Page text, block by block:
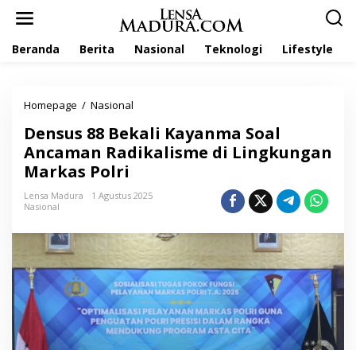
Beranda Berita Nasional Teknologi Lifestyle
Homepage / Nasional
n
s
u
8
e
k
l
i
K
a
y
Densus 88 Bekali Kayanma Soal
Ancaman Radikalisme di Lingkungan
Markas Polri
Lensa Madura
1 Agustus 2025
Nasional